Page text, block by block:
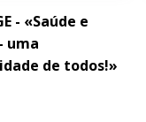
- «Saúde e
uma
de todos!»